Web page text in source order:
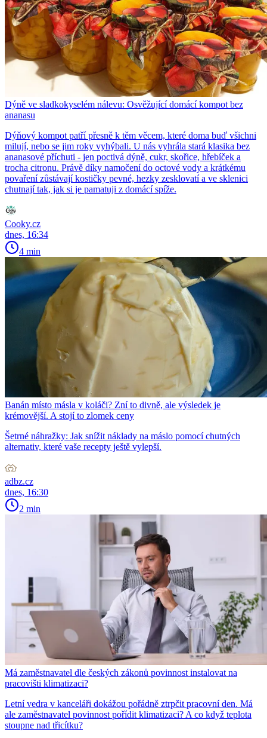
Dýně ve sladkokyselém nálevu: Osvěžující domácí kompot bez
ananasu
Dýňový kompot patří přesně k těm věcem, které doma buď všichni
milují, nebo se jim roky vyhýbali. U nás vyhrála stará klasika bez
ananasové příchuti - jen poctivá dýně, cukr, skořice, hřebíček a
trocha citronu. Právě díky namočení do octové vody a krátkému
povaření zůstávají kostičky pevné, hezky zesklovatí a ve sklenici
chutnají tak, jak si je pamatuji z domácí spíže.
Cooky.cz
dnes, 16:34
4 min
Banán místo másla v koláči? Zní to divně, ale výsledek je
krémovější. A stojí to zlomek ceny
Šetrné náhražky: Jak snížit náklady na máslo pomocí chutných
alternativ, které vaše recepty ještě vylepší.
adbz.cz
dnes, 16:30
2 min
Má zaměstnavatel dle českých zákonů povinnost instalovat na
pracovišti klimatizaci?
Letní vedra v kanceláři dokážou pořádně ztrpčit pracovní den. Má
ale zaměstnavatel povinnost pořídit klimatizaci? A co když teplota
stoupne nad třicítku?